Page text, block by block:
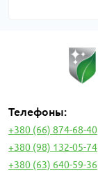
Телефоны:
+380 (66) 874-68-40
+380 (98) 132-05-74
+380 (63) 640-59-36